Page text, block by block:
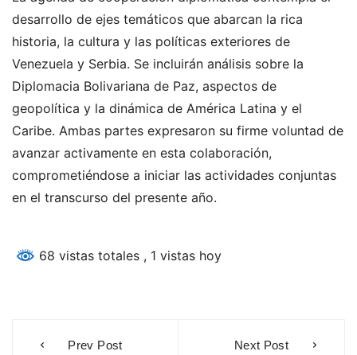
desarrollo de ejes temáticos que abarcan la rica
historia, la cultura y las políticas exteriores de
Venezuela y Serbia. Se incluirán análisis sobre la
Diplomacia Bolivariana de Paz, aspectos de
geopolítica y la dinámica de América Latina y el
Caribe. Ambas partes expresaron su firme voluntad de
avanzar activamente en esta colaboración,
comprometiéndose a iniciar las actividades conjuntas
en el transcurso del presente año.
68 vistas totales , 1 vistas hoy
Prev Post Next Post